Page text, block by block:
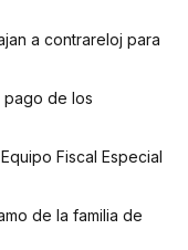
a contrareloj para
pago de los
Fiscal Especial
de la familia de